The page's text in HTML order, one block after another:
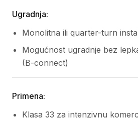
Ugradnja:
Monolitna ili quarter-turn
Mogućnost ugradnje bez
(B-connect)
Primena:
Klasa 33 za intenzivnu